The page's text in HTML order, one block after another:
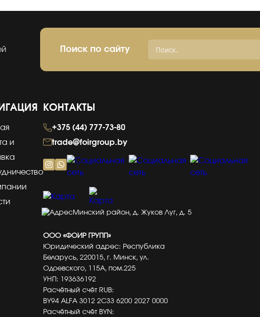
Поиск по сайту
и
КОНТАКТЫ
+375 (44) 777-73-80
trade@foirgroup.by
Минский район, д. Жуков Луг, д. 5
ООО «ФОИР ГРУПП»
Юридический адрес: Республика
Беларусь, 220015, г. Минск, ул.
Одоевского, 115А, пом.225
УНП: 193636192
Расчётный счёт RUB:
BY94 ALFA 3012 2C33 6200 2027 0000
Расчётный счёт BYN: